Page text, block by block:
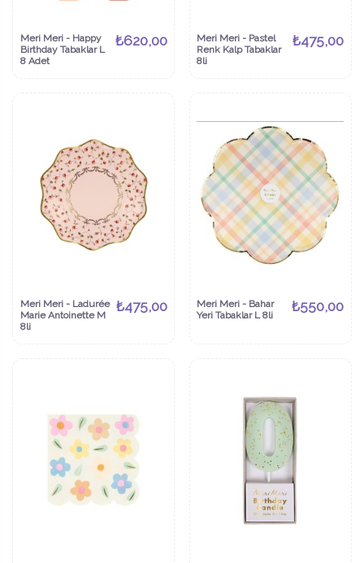
Meri Meri - Happy
Birthday Tabaklar L
8 Adet
₺620,00
Meri Meri - Pastel
Renk Kalp Tabaklar
8li
₺475,00
Meri Meri - Ladurée
Marie Antoinette M
8li
₺475,00
Meri Meri - Bahar
Yeri Tabaklar L 8li
₺550,00